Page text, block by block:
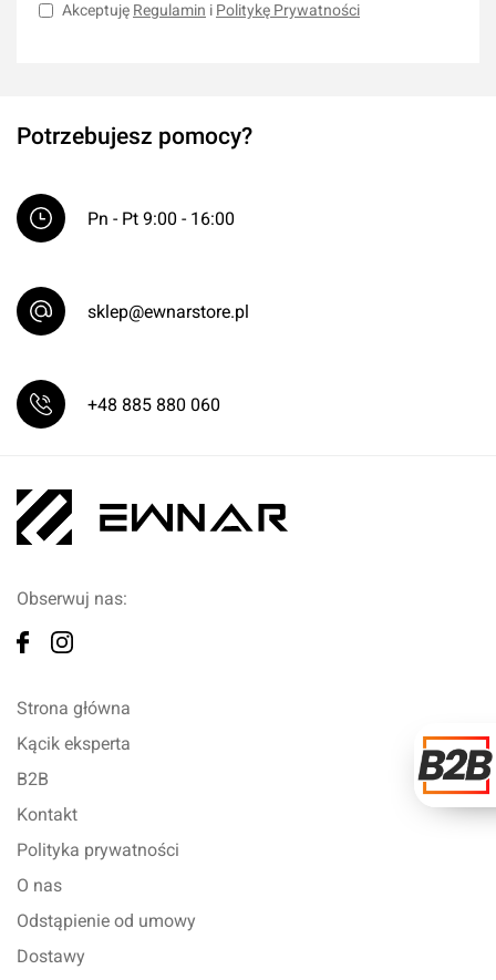
Akceptuję Regulamin i Politykę Prywatności
Potrzebujesz pomocy?
Pn - Pt 9:00 - 16:00
sklep@ewnarstore.pl
+48 885 880 060
Obserwuj nas:
Strona główna
Kącik eksperta
B2B
Kontakt
Polityka prywatności
O nas
Odstąpienie od umowy
Dostawy